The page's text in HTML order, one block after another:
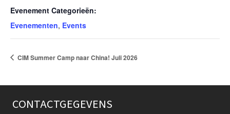
Evenement Categorieën:
Evenementen, Events
CIM Summer Camp naar China! Juli 2026
CONTACTGEGEVENS